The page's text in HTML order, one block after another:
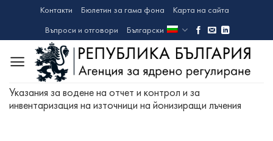
content
Контакти Бюлетин за гама фона
Карта на сайта
Въпроси и отговори
Български
Указания за водене на отчет и контрол и за
инвентаризация на източници на йонизиращи лъчения